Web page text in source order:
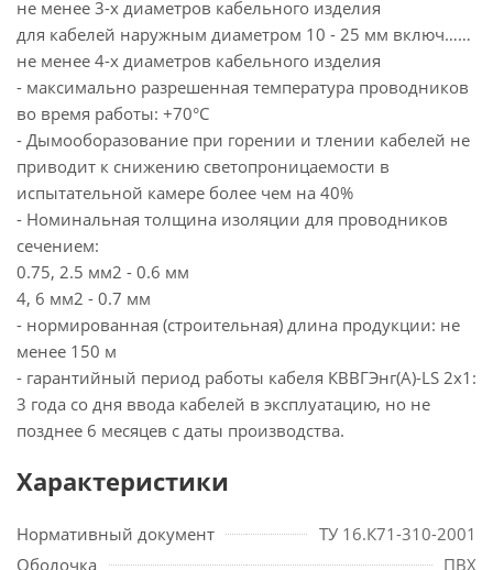
не менее 3-х диаметров кабельного изделия
для кабелей наружным диаметром 10 - 25 мм включ……
не менее 4-х диаметров кабельного изделия
- максимально разрешенная температура проводников
во время работы: +70°С
- Дымооборазование при горении и тлении кабелей не
приводит к снижению светопроницаемости в
испытательной камере более чем на 40%
- Номинальная толщина изоляции для проводников
сечением:
0.75, 2.5 мм2 - 0.6 мм
4, 6 мм2 - 0.7 мм
- нормированная (строительная) длина продукции: не
менее 150 м
- гарантийный период работы кабеля КВВГЭнг(А)-LS 2х1:
3 года со дня ввода кабелей в эксплуатацию, но не
позднее 6 месяцев с даты производства.
Характеристики
Нормативный документ
ТУ 16.К71-310-2001
Оболочка
ПВХ